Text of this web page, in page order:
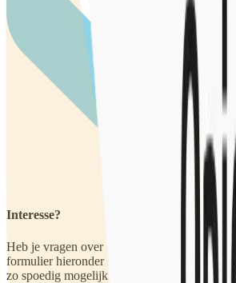
Interesse?
Heb je vragen over of interesse in deze
formulier hieronder in of mail naar
zo spoedig mogelijk contact met je op.